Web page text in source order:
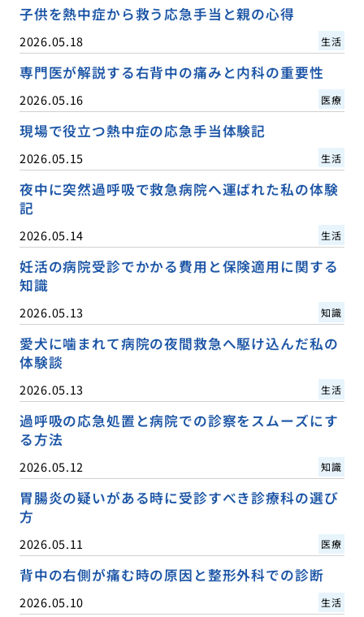
子供を熱中症から救う応急手当と親の心得
2026.05.18 生活
専門医が解説する右背中の痛みと内科の重要性
2026.05.16 医療
現場で役立つ熱中症の応急手当体験記
2026.05.15 生活
夜中に突然過呼吸で救急病院へ運ばれた私の体験
記
2026.05.14 生活
妊活の病院受診でかかる費用と保険適用に関する
知識
2026.05.13 知識
愛犬に噛まれて病院の夜間救急へ駆け込んだ私の
体験談
2026.05.13 生活
過呼吸の応急処置と病院での診察をスムーズにす
る方法
2026.05.12 知識
胃腸炎の疑いがある時に受診すべき診療科の選び
方
2026.05.11 医療
背中の右側が痛む時の原因と整形外科での診断
2026.05.10 生活